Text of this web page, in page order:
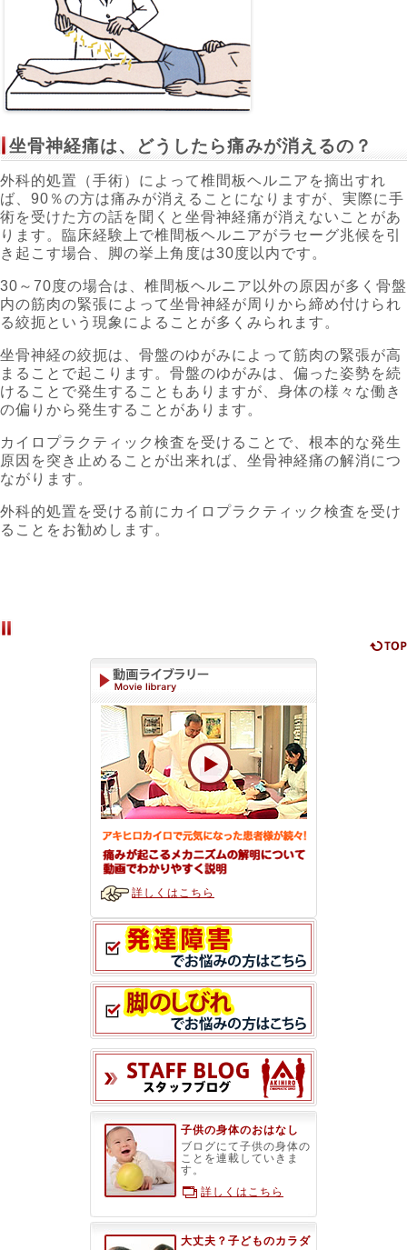
坐骨神経痛は、どうしたら痛みが消えるの？
外科的処置（手術）によって椎間板ヘルニアを摘出すれ
ば、90％の方は痛みが消えることになりますが、実際に手
術を受けた方の話を聞くと坐骨神経痛が消えないことがあ
ります。臨床経験上で椎間板ヘルニアがラセーグ兆候を引
き起こす場合、脚の挙上角度は30度以内です。
30～70度の場合は、椎間板ヘルニア以外の原因が多く骨盤
内の筋肉の緊張によって坐骨神経が周りから締め付けられ
る絞扼という現象によることが多くみられます。
坐骨神経の絞扼は、骨盤のゆがみによって筋肉の緊張が高
まることで起こります。骨盤のゆがみは、偏った姿勢を続
けることで発生することもありますが、身体の様々な働き
の偏りから発生することがあります。
カイロプラクティック検査を受けることで、根本的な発生
原因を突き止めることが出来れば、坐骨神経痛の解消につ
ながります。
外科的処置を受ける前にカイロプラクティック検査を受け
ることをお勧めします。
詳しくはこちら
子供の身体のおはなし
ブログにて子供の身体の
ことを連載していきま
す。
詳しくはこちら
大丈夫？子どものカラダ